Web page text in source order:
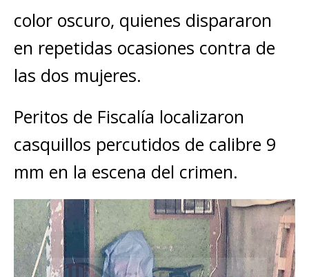
color oscuro, quienes dispararon
en repetidas ocasiones contra de
las dos mujeres.
Peritos de Fiscalía localizaron
casquillos percutidos de calibre 9
mm en la escena del crimen.